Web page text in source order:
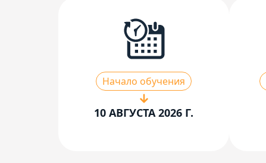
Начало обучения
10 АВГУСТА 2026 Г.